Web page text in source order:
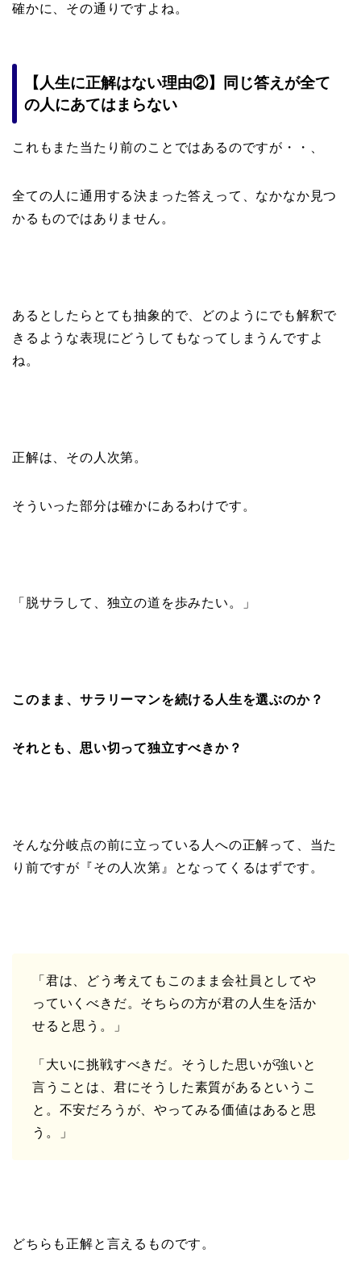
確かに、その通りですよね。
【人生に正解はない理由②】同じ答えが全て
の人にあてはまらない
これもまた当たり前のことではあるのですが・・、
全ての人に通用する決まった答えって、なかなか見つ
かるものではありません。
あるとしたらとても抽象的で、どのようにでも解釈で
きるような表現にどうしてもなってしまうんですよ
ね。
正解は、その人次第。
そういった部分は確かにあるわけです。
「脱サラして、独立の道を歩みたい。」
このまま、サラリーマンを続ける人生を選ぶのか？
それとも、思い切って独立すべきか？
そんな分岐点の前に立っている人への正解って、当た
り前ですが『その人次第』となってくるはずです。
「君は、どう考えてもこのまま会社員としてや
っていくべきだ。そちらの方が君の人生を活か
せると思う。」
「大いに挑戦すべきだ。そうした思いが強いと
言うことは、君にそうした素質があるというこ
と。不安だろうが、やってみる価値はあると思
う。」
どちらも正解と言えるものです。